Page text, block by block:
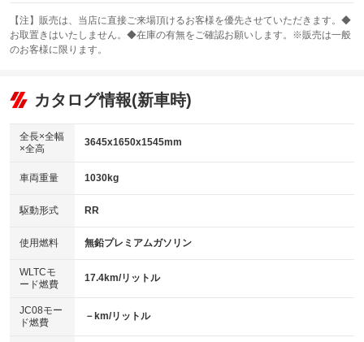
：装備なし
サンルーフ
：装備なし ABS
リフトアップ
：装備なし
：装備なし
パワーウィンドウ
アイドリングストップ
：装備あり
USB入力端子
：装備あり
100V電源
：装備なし
センターデフロック
：装備なし
電動格納ミラー
：装備なし
カーナビ
：装備なし
TV
：装備なし
ビジュアル
：装備なし
：装備あり
革シート
キーレス
HID(キセノンライト)
：装備なし
バックカメラ
：装備あり
エアロ
：装備なし
：装備なし
パワーシート
【注】販売は、当店に直接ご来場頂けるお客様を優先させていただきます。◆
お取置きはいたしません。◆在庫の有無をご確認お願いします。※販売は一般
のお客様に限ります。
カタログ情報(新車時)
全長×全幅
×全高
3645x1650x1545mm
車両重量 1030kg
駆動形式 RR
使用燃料 無鉛プレミアムガソリン
WLTCモ
ード燃費
17.4km/リットル
JC08モー
ド燃費
－km/リットル